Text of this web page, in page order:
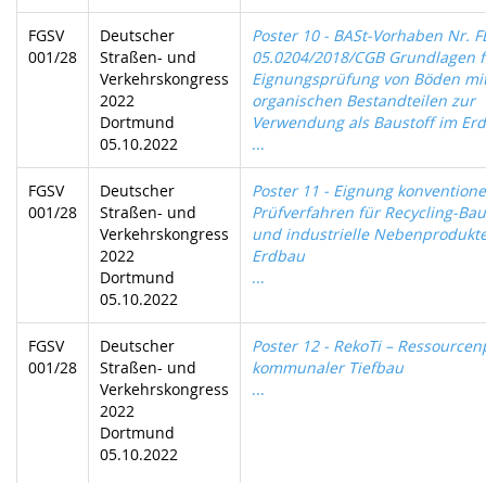
FGSV
001/28
Deutscher
Straßen- und
Verkehrskongress
2022
Dortmund
05.10.2022
Poster 10 - BASt-Vorhaben Nr.
05.0204/2018/CGB Grundlagen
Eignungsprüfung von Böden
organischen Bestandteilen zur
Verwendung als Baustoff im
...
FGSV
001/28
Deutscher
Straßen- und
Verkehrskongress
2022
Dortmund
05.10.2022
Poster 11 - Eignung
Prüfverfahren für Recycling-
und industrielle
Erdbau
...
FGSV
001/28
Deutscher
Straßen- und
Verkehrskongress
2022
Dortmund
05.10.2022
Poster 12 - RekoTi –
kommunaler Tiefbau
...